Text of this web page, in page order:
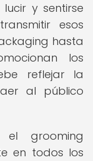
y sentirse
esos
hasta
los
reflejar la
al público
grooming
en todos los